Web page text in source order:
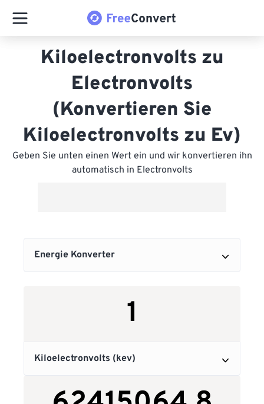
Kiloelectronvolts zu
Electronvolts
(Konvertieren Sie
Kiloelectronvolts zu Ev)
Geben Sie unten einen Wert ein und wir konvertieren ihn
automatisch in Electronvolts